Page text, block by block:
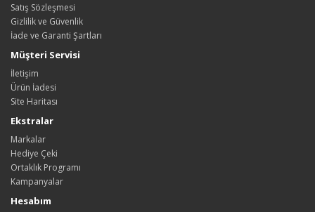
Satış Sözleşmesi
Gizlilik ve Güvenlik
İade ve Garanti Şartları
Müşteri Servisi
İletişim
Ürün İadesi
Site Haritası
Ekstralar
Markalar
Hediye Çeki
Ortaklık Programı
Kampanyalar
Hesabım